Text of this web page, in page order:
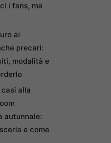
i fans, ma
ai
precari:
modalità e
alla
autunnale:
e come